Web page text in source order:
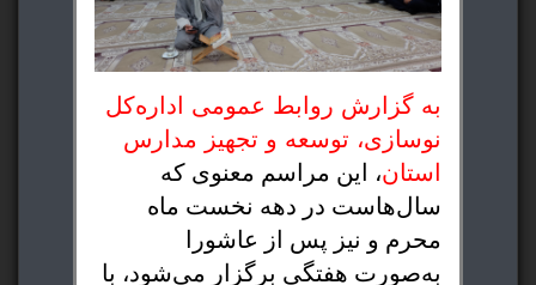
به گزارش روابط عمومی اداره‌کل
نوسازی، توسعه و تجهیز مدارس
استان، این مراسم معنوی که
سال‌هاست در دهه نخست ماه
محرم و نیز پس از عاشورا
به‌صورت هفتگی برگزار می‌شود، با